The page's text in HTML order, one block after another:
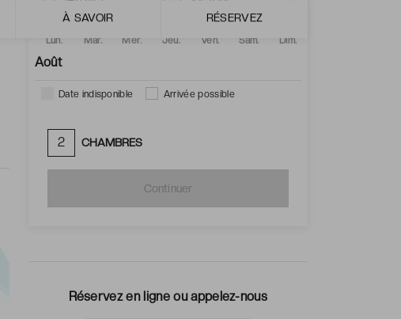
À SAVOIR RÉSERVEZ
Lun. Mar. Mer. Jeu. Ven. Sam. Dim.
Août
Date indisponible Arrivée possible
2 CHAMBRES
Continuer
Réservez en ligne ou appelez-nous